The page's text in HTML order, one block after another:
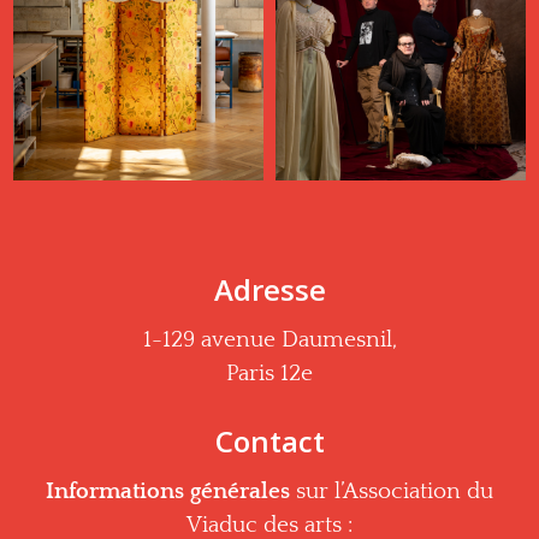
Adresse
1-129 avenue Daumesnil,
Paris 12e
Contact
Informations générales sur l’Association du
Viaduc des arts :